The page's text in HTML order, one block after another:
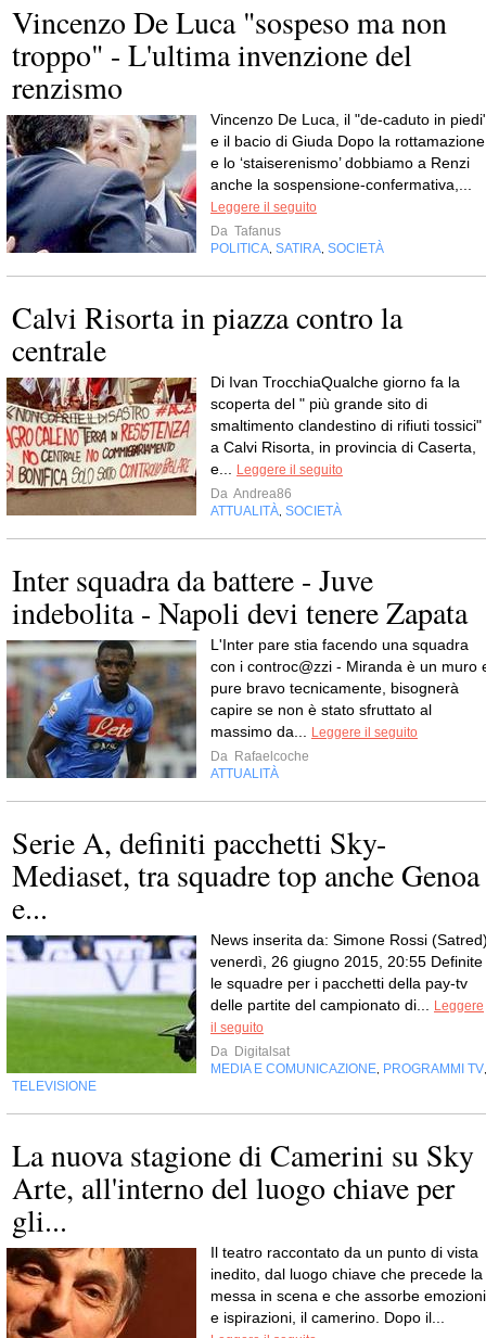
Vincenzo De Luca "sospeso ma non
troppo" - L'ultima invenzione del
renzismo
Vincenzo De Luca, il "de-caduto in
e il bacio di Giuda Dopo la rottamazione
e lo ‘staiserenismo’ dobbiamo a Renzi
anche la sospensione-confermativa,...
Leggere il seguito
Da Tafanus
POLITICA SATIRA SOCIETÀ
Calvi Risorta in piazza contro la
centrale
Di Ivan TrocchiaQualche giorno fa la
scoperta del " più grande sito di
smaltimento clandestino di rifiuti tossici"
a Calvi Risorta, in provincia di Caserta,
e...
Leggere il seguito
Da Andrea86
ATTUALITÀ SOCIETÀ
Inter squadra da battere - Juve
indebolita - Napoli devi tenere Zapata
L'Inter pare stia facendo una squadra
con i controc@zzi - Miranda è un muro
pure bravo tecnicamente, bisognerà
capire se non è stato sfruttato al
massimo da...
Leggere il seguito
Da Rafaelcoche
ATTUALITÀ
Serie A, definiti pacchetti Sky-
Mediaset, tra squadre top anche Genoa
e...
News inserita da: Simone Rossi
venerdì, 26 giugno 2015, 20:55 Definite
le squadre per i pacchetti della pay-tv
delle partite del campionato di...
Leggere
il seguito
Da Digitalsat
MEDIA E COMUNICAZIONE PROGRAMMI TV
TELEVISIONE
La nuova stagione di Camerini su Sky
Arte, all'interno del luogo chiave per
gli...
Il teatro raccontato da un punto di vista
inedito, dal luogo chiave che precede la
messa in scena e che assorbe emozioni
e ispirazioni, il camerino. Dopo il...